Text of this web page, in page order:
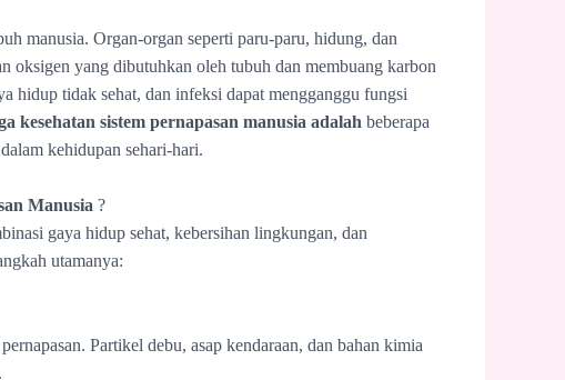
manusia. Organ-organ seperti paru-paru, hidung, dan
oksigen yang dibutuhkan oleh tubuh dan membuang karbon
hidup tidak sehat, dan infeksi dapat mengganggu fungsi
sistem pernapasan manusia adalah beberapa
kehidupan sehari-hari.
Manusia ?
gaya hidup sehat, kebersihan lingkungan, dan
utamanya:
Partikel debu, asap kendaraan, dan bahan kimia